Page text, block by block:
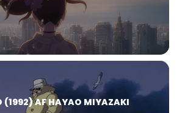
(1992) AF HAYAO MIYAZAKI